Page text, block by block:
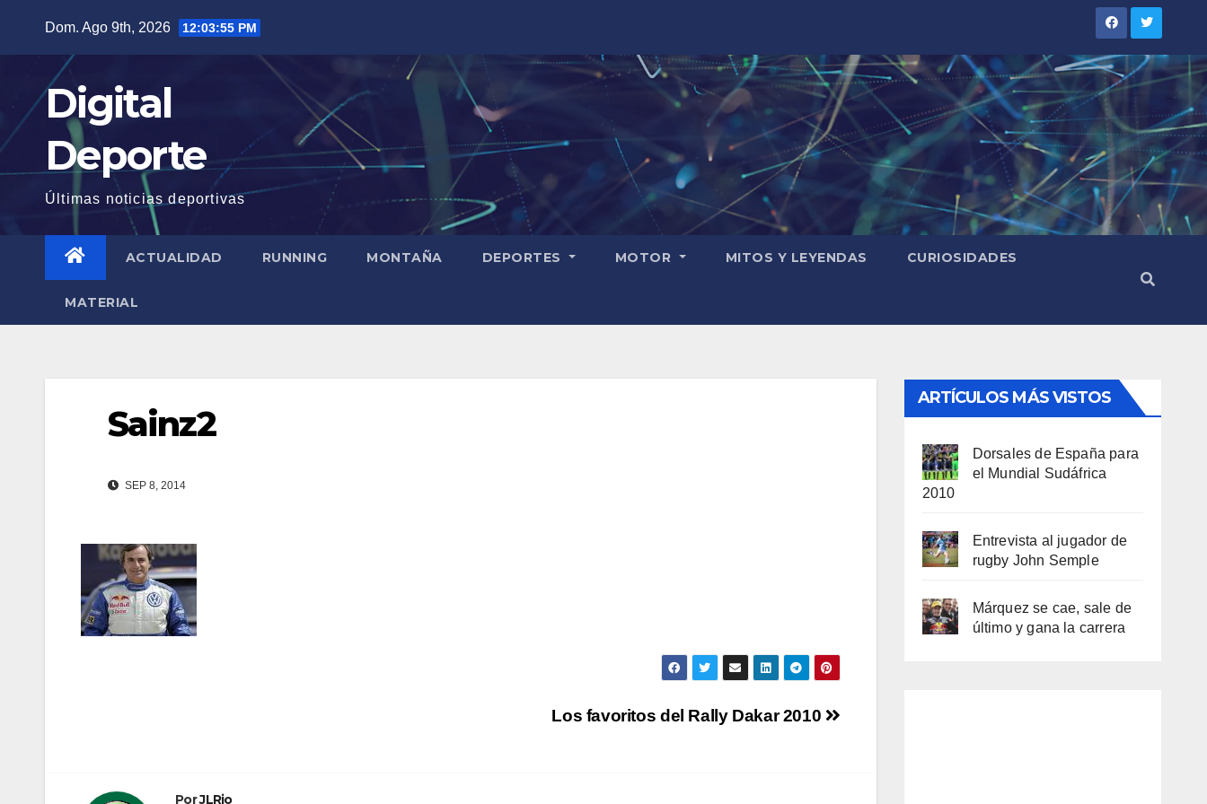
contenido
Dom. Ago 9th, 2026 12:03:56 PM
Digital
Deporte
Últimas noticias deportivas
ACTUALIDAD RUNNING MONTAÑA DEPORTES MOTOR MITOS Y LEYENDAS CURIOSIDADES
MATERIAL
Sainz2
SEP 8, 2014
entradas
Los favoritos del Rally Dakar 2010
PorJLRio
ARTÍCULOS MÁS VISTOS
Dorsales de España para
el Mundial Sudáfrica
2010
Entrevista al jugador de
rugby John Semple
Márquez se cae, sale de
último y gana la carrera